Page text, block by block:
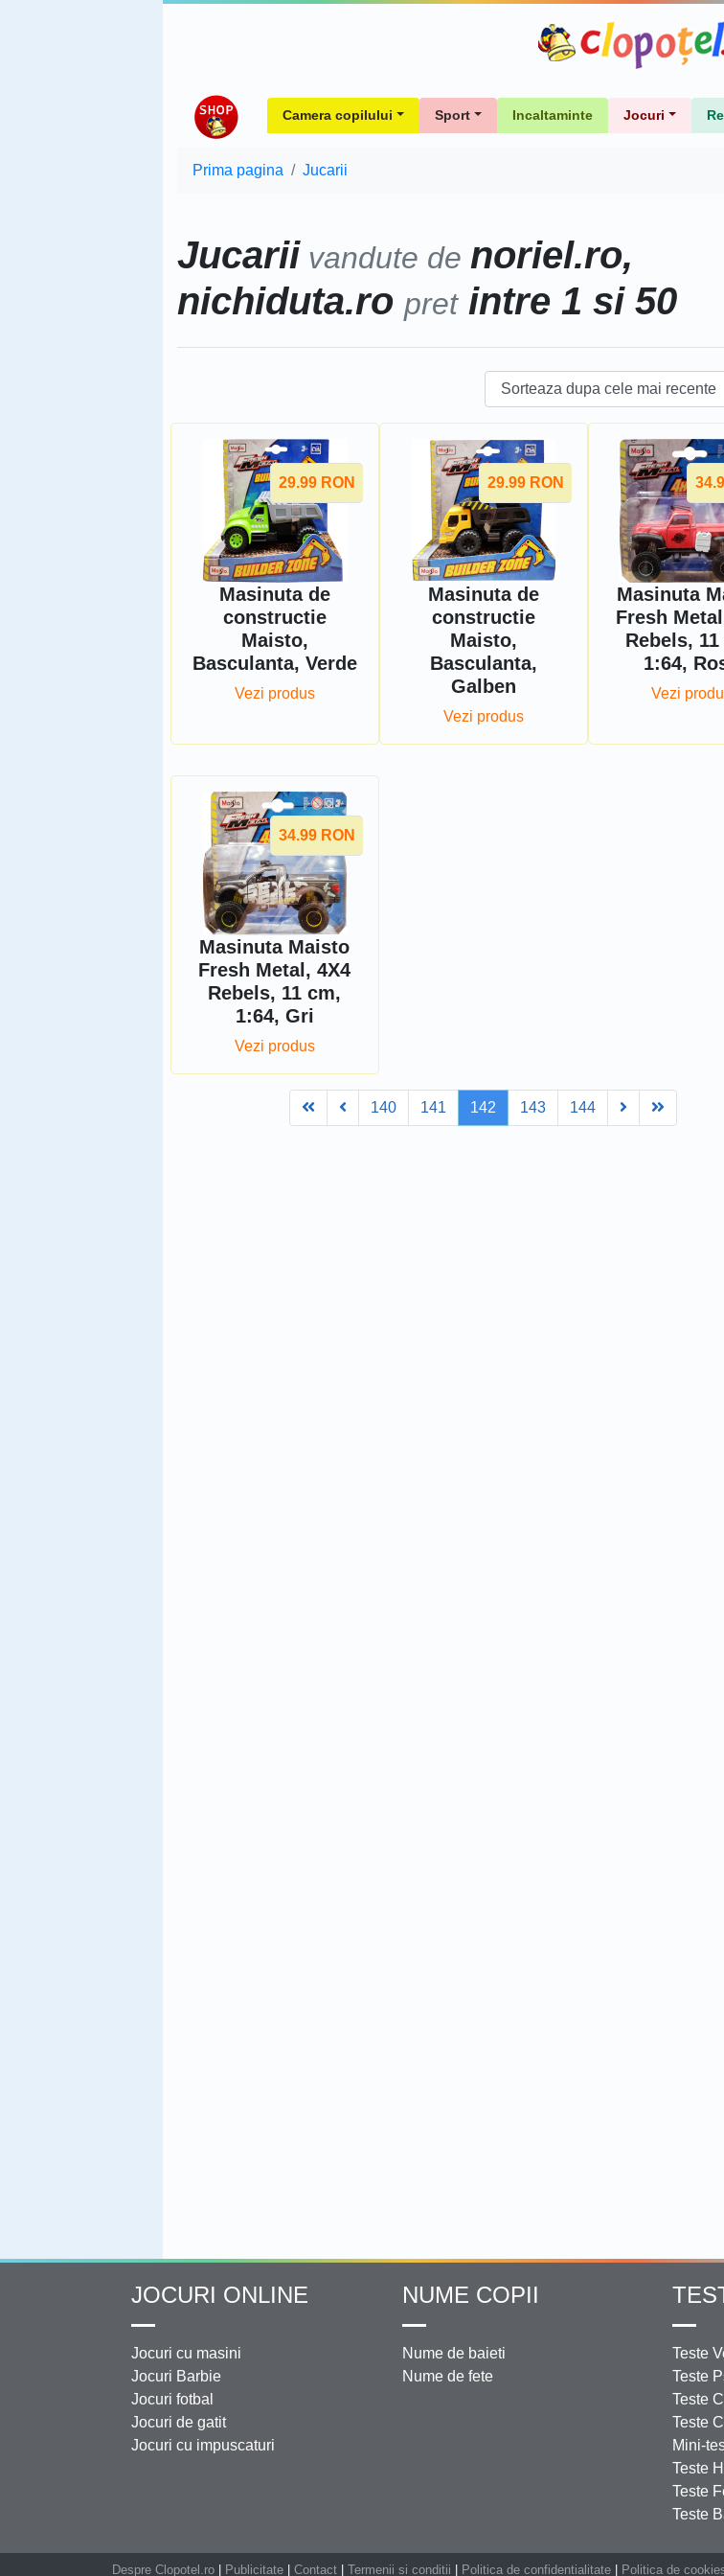
Camera copilului Sport Incaltaminte Jocuri
Prima pagina Jucarii
Jucarii vandute de noriel.ro,
nichiduta.ro pretintre 1 si 50
29.99 RON
Masinuta de
constructie
Maisto,
Basculanta, Verde
Vezi produs
29.99 RON
Masinuta de
constructie
Maisto,
Basculanta,
Galben
Vezi produs
Masinuta
Fresh
Rebels,
1:64,
Vezi
34.99 RON
Masinuta Maisto
Fresh Metal, 4X4
Rebels, 11 cm,
1:64, Gri
Vezi produs
FirstPrev140 141 142 143 144 Next
JOCURI ONLINE
Jocuri cu masini
Jocuri Barbie
Jocuri fotbal
Jocuri de gatit
Jocuri cu impuscaturi
NUME COPII
Nume de baieti
Nume de fete
Teste
Teste
Teste
Teste
Mini-
Teste
Teste
Teste
Despre Clopotel.ro Publicitate Contact Termenii si conditii Politica de confidentialitate Politica de